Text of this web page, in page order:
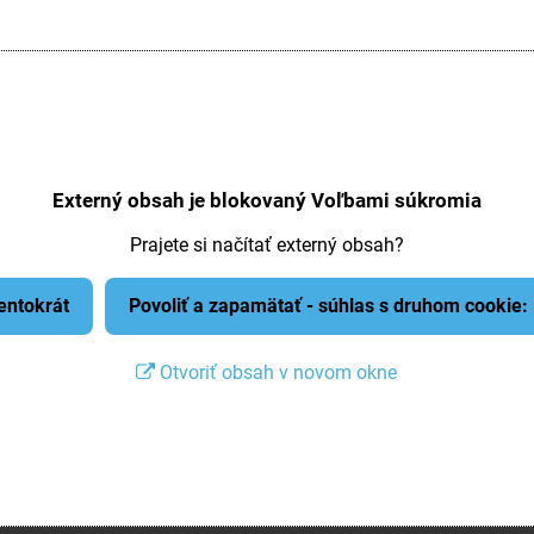
Externý obsah je blokovaný Voľbami súkromia
Prajete si načítať externý obsah?
Povoliť a zapamätať - súhlas s druhom cookie:
Otvoriť obsah v novom okne